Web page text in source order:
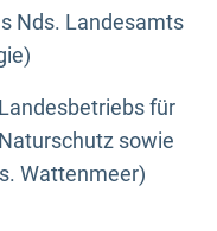
Nds. Landesamts
für
sowie
Wattenmeer)